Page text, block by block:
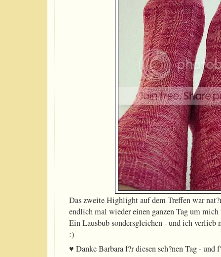
Das zweite Highlight auf dem Treffen war
endlich mal wieder einen ganzen Tag um mich
Ein Lausbub sondersgleichen - und ich
:)
♥ Danke Barbara f?r diesen sch?nen Tag - und